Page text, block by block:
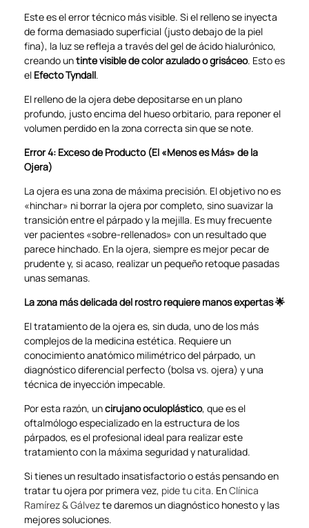
Este es el error técnico más visible. Si el relleno se inyecta
de forma demasiado superficial (justo debajo de la piel
fina), la luz se refleja a través del gel de ácido hialurónico,
creando untinte visible de color azulado o grisáceo. Esto es
el Efecto Tyndall.
El relleno de la ojera debe depositarse en un plano
profundo, justo encima del hueso orbitario, para reponer el
volumen perdido en la zona correcta sin que se note.
Error 4: Exceso de Producto (El «Menos es Más» de la
Ojera)
La ojera es una zona de máxima precisión. El objetivo no es
«hinchar» ni borrar la ojera por completo, sino suavizar la
transición entre el párpado y la mejilla. Es muy frecuente
ver pacientes «sobre-rellenados» con un resultado que
parece hinchado. En la ojera, siempre es mejor pecar de
prudente y, si acaso, realizar un pequeño retoque pasadas
unas semanas.
La zona más delicada del rostro requiere manos expertas 🌟
El tratamiento de la ojera es, sin duda, uno de los más
complejos de la medicina estética. Requiere un
conocimiento anatómico milimétrico del párpado, un
diagnóstico diferencial perfecto (bolsa vs. ojera) y una
técnica de inyección impecable.
Por esta razón, uncirujano oculoplástico, que es el
oftalmólogo especializado en la estructura de los
párpados, es el profesional ideal para realizar este
tratamiento con la máxima seguridad y naturalidad.
Si tienes un resultado insatisfactorio o estás pensando en
tratar tu ojera por primera vez, pide tu cita. EnClínica
Ramírez & Gálvezte daremos un diagnóstico honesto y las
mejores soluciones.